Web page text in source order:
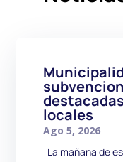
locales
Ago 5, 2026
La mañana de